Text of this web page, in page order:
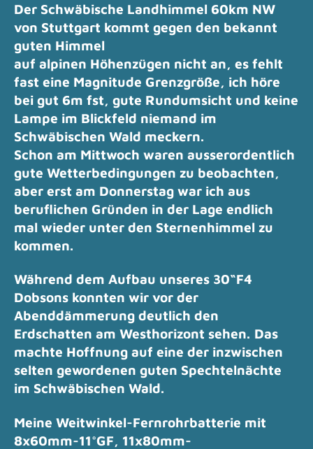
Der Schwäbische Landhimmel 60km NW
von Stuttgart kommt gegen den bekannt
guten Himmel
auf alpinen Höhenzügen nicht an, es fehlt
fast eine Magnitude Grenzgröße, ich höre
bei gut 6m fst, gute Rundumsicht und keine
Lampe im Blickfeld niemand im
Schwäbischen Wald meckern.
Schon am Mittwoch waren ausserordentlich
gute Wetterbedingungen zu beobachten,
aber erst am Donnerstag war ich aus
beruflichen Gründen in der Lage endlich
mal wieder unter den Sternenhimmel zu
kommen.
Während dem Aufbau unseres 30“F4
Dobsons konnten wir vor der
Abenddämmerung deutlich den
Erdschatten am Westhorizont sehen. Das
machte Hoffnung auf eine der inzwischen
selten gewordenen guten Spechtelnächte
im Schwäbischen Wald.
Meine Weitwinkel-Fernrohrbatterie mit
8x60mm-11°GF, 11x80mm-